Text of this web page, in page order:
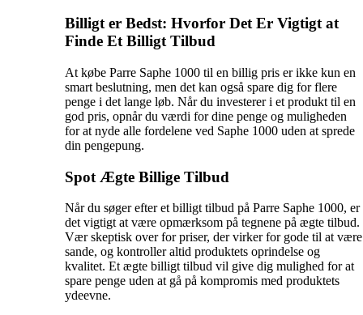
Billigt er Bedst: Hvorfor Det Er Vigtigt at
Finde Et Billigt Tilbud
At købe Parre Saphe 1000 til en billig pris er ikke kun en
smart beslutning, men det kan også spare dig for flere
penge i det lange løb. Når du investerer i et produkt til en
god pris, opnår du værdi for dine penge og muligheden
for at nyde alle fordelene ved Saphe 1000 uden at sprede
din pengepung.
Spot Ægte Billige Tilbud
Når du søger efter et billigt tilbud på Parre Saphe 1000, er
det vigtigt at være opmærksom på tegnene på ægte tilbud.
Vær skeptisk over for priser, der virker for gode til at være
sande, og kontroller altid produktets oprindelse og
kvalitet. Et ægte billigt tilbud vil give dig mulighed for at
spare penge uden at gå på kompromis med produktets
ydeevne.